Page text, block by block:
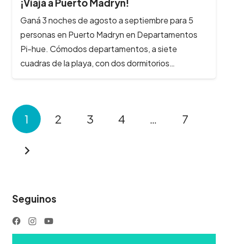
¡Viajá a Puerto Madryn!
Ganá 3 noches de agosto a septiembre para 5
personas en Puerto Madryn en Departamentos
Pi-hue. Cómodos departamentos, a siete
cuadras de la playa, con dos dormitorios…
1 2 3 4 … 7
Seguinos